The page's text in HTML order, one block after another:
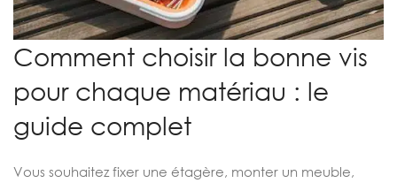
Comment choisir la bonne vis
pour chaque matériau : le
guide complet
Vous souhaitez fixer une étagère, monter un meuble,